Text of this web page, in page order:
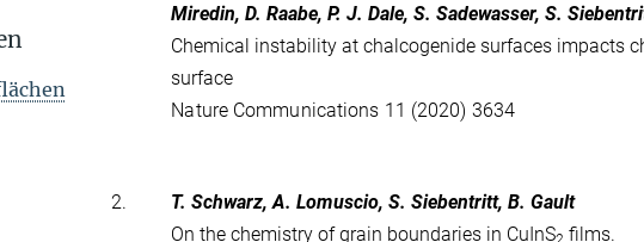
Miredin, D. Raabe, P. J. Dale, S. Sadewasser, S.
Chemical instability at chalcogenide surfaces impacts
surface
Nature Communications 11 (2020) 3634
2.
T. Schwarz, A. Lomuscio, S. Siebentritt, B. Gault
On the chemistry of grain boundaries in CuInS films.